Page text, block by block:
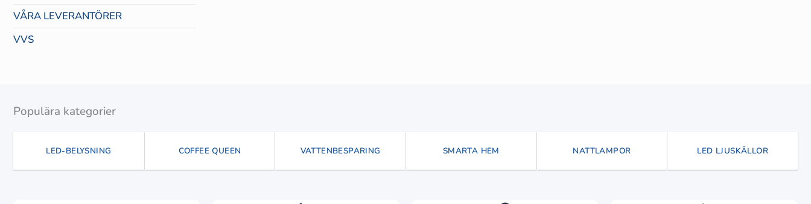
VÅRA LEVERANTÖRER
VVS
Populära kategorier
LED-BELYSNING COFFEE QUEEN VATTENBESPARING SMARTA HEM NATTLAMPOR LED LJUSKÄLLOR